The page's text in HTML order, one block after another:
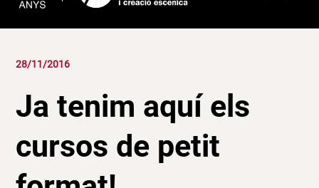
28/11/2016
Ja tenim aquí els
cursos de petit